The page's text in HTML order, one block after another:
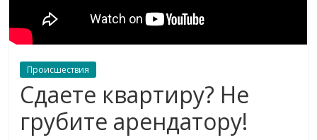
Происшествия
Сдаете квартиру? Не
грубите арендатору!